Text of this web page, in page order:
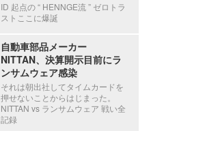
ID 起点の “ HENNGE流 ” ゼロトラ
ストここに爆誕
自動車部品メーカー
NITTAN、決算開示目前にラ
ンサムウェア感染
それは朝出社してタイムカードを
押せないことからはじまった。
NITTAN vs ランサムウェア 戦い全
記録